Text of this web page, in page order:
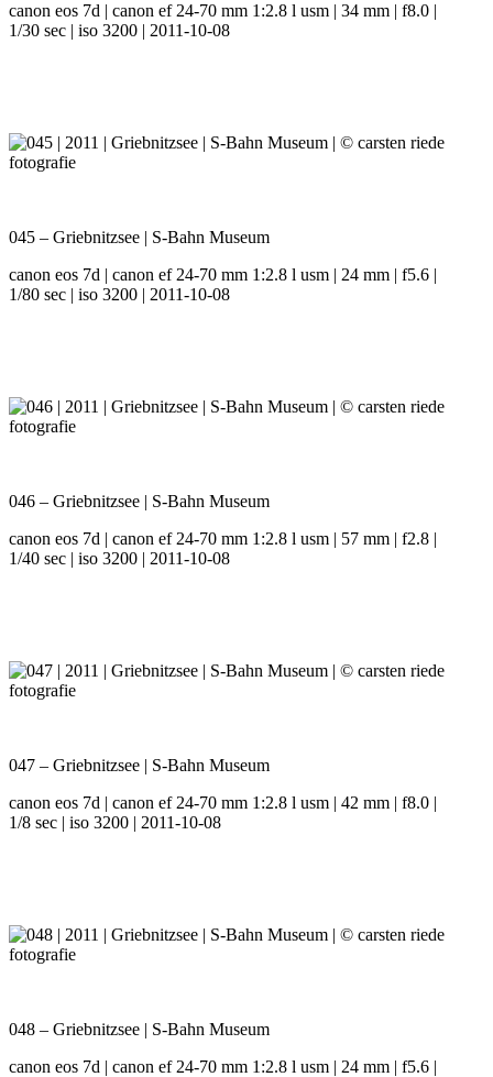
canon eos 7d | canon ef 24-70 mm 1:2.8 l usm | 34 mm | f8.0 |
1/30 sec | iso 3200 | 2011-10-08
045 – Griebnitzsee | S-Bahn Museum
canon eos 7d | canon ef 24-70 mm 1:2.8 l usm | 24 mm | f5.6 |
1/80 sec | iso 3200 | 2011-10-08
046 – Griebnitzsee | S-Bahn Museum
canon eos 7d | canon ef 24-70 mm 1:2.8 l usm | 57 mm | f2.8 |
1/40 sec | iso 3200 | 2011-10-08
047 – Griebnitzsee | S-Bahn Museum
canon eos 7d | canon ef 24-70 mm 1:2.8 l usm | 42 mm | f8.0 |
1/8 sec | iso 3200 | 2011-10-08
048 – Griebnitzsee | S-Bahn Museum
canon eos 7d | canon ef 24-70 mm 1:2.8 l usm | 24 mm | f5.6 |